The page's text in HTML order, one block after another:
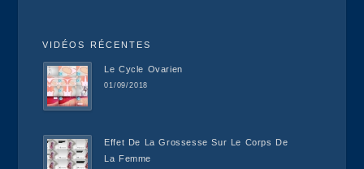
VIDÉOS RÉCENTES
Le Cycle Ovarien
01/09/2018
Effet De La Grossesse Sur Le Corps De
La Femme